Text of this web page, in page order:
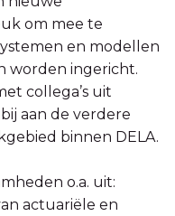
om mee te
en modellen
worden ingericht.
collega’s uit
aan de verdere
binnen DELA.
o.a. uit:
actuariële en